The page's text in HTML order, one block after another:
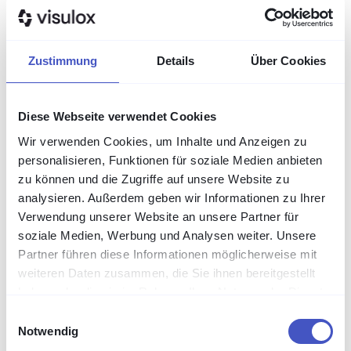
Zustimmung Details Über Cookies
Diese Webseite verwendet Cookies
Wir verwenden Cookies, um Inhalte und Anzeigen zu
personalisieren, Funktionen für soziale Medien anbieten
zu können und die Zugriffe auf unsere Website zu
analysieren. Außerdem geben wir Informationen zu Ihrer
Verwendung unserer Website an unsere Partner für
soziale Medien, Werbung und Analysen weiter. Unsere
Partner führen diese Informationen möglicherweise mit
weiteren Daten zusammen, die Sie ihnen bereitgestellt
Notwendig
einziger, an dem Identität, Berechtigung und
Nachweis zusammenlaufen. Das ist im Kern
Intern und
extern über
denselben Weg
Der größte praktische Gewinn: interne
Administratoren und externe Dienstleister nutzen
bekommt keinen VPN-Zugang ins Netz mehr,
sondern einen zeitlich begrenzten,